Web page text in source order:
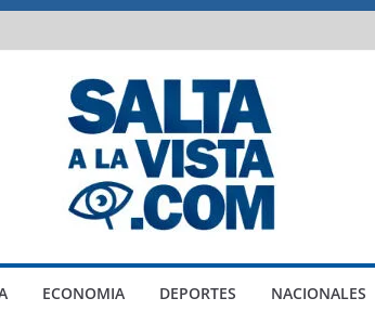
ECONOMIA DEPORTES NACIONALES